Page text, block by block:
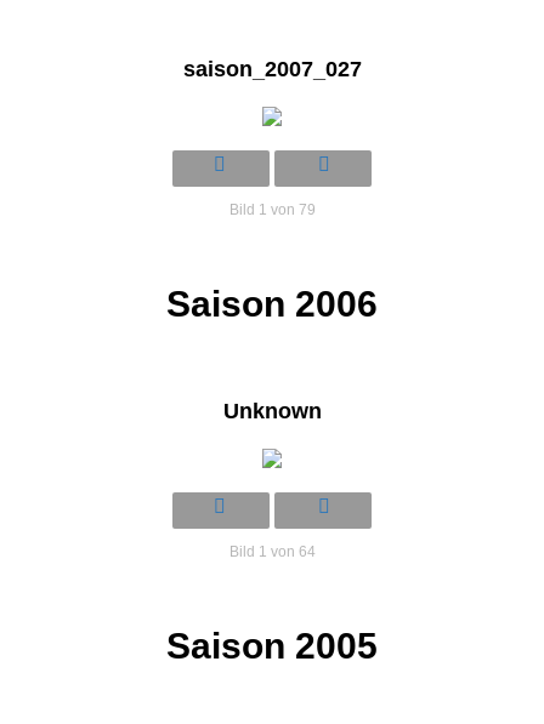
saison_2007_027
Bild 1 von 79
Saison 2006
Unknown
Bild 1 von 64
Saison 2005